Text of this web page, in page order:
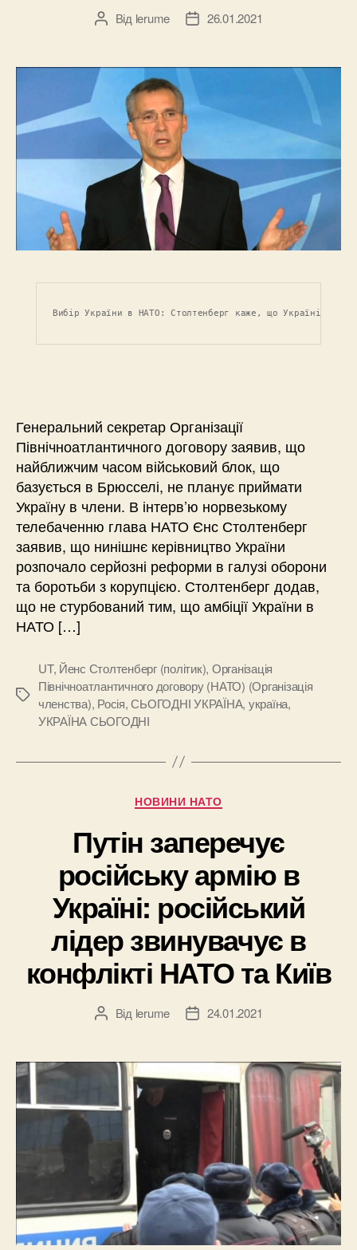
Автор
Від lerume
Дата26.01.2021
Вибір України в НАТО: Столтенберг каже, що Україні
Генеральний секретар Організації
Північноатлантичного договору заявив, що
найближчим часом військовий блок, що
базується в Брюсселі, не планує приймати
Україну в члени. В інтерв’ю норвезькому
телебаченню глава НАТО Єнс Столтенберг
заявив, що нинішнє керівництво України
розпочало серйозні реформи в галузі оборони
та боротьби з корупцією. Столтенберг додав,
що не стурбований тим, що амбіції України в
НАТО […]
Позначки
UT, Йенс Столтенберг (політик), Організація
Північноатлантичного договору (НАТО) (Організація
членства), Росія,СЬОГОДНІ УКРАЇНА, україна,
УКРАЇНА СЬОГОДНІ
Категорії
НОВИНИ НАТО
Путін заперечує
російську армію в
Україні: російський
лідер звинувачує в
конфлікті НАТО та Київ
Автор
Від lerume
Дата24.01.2021